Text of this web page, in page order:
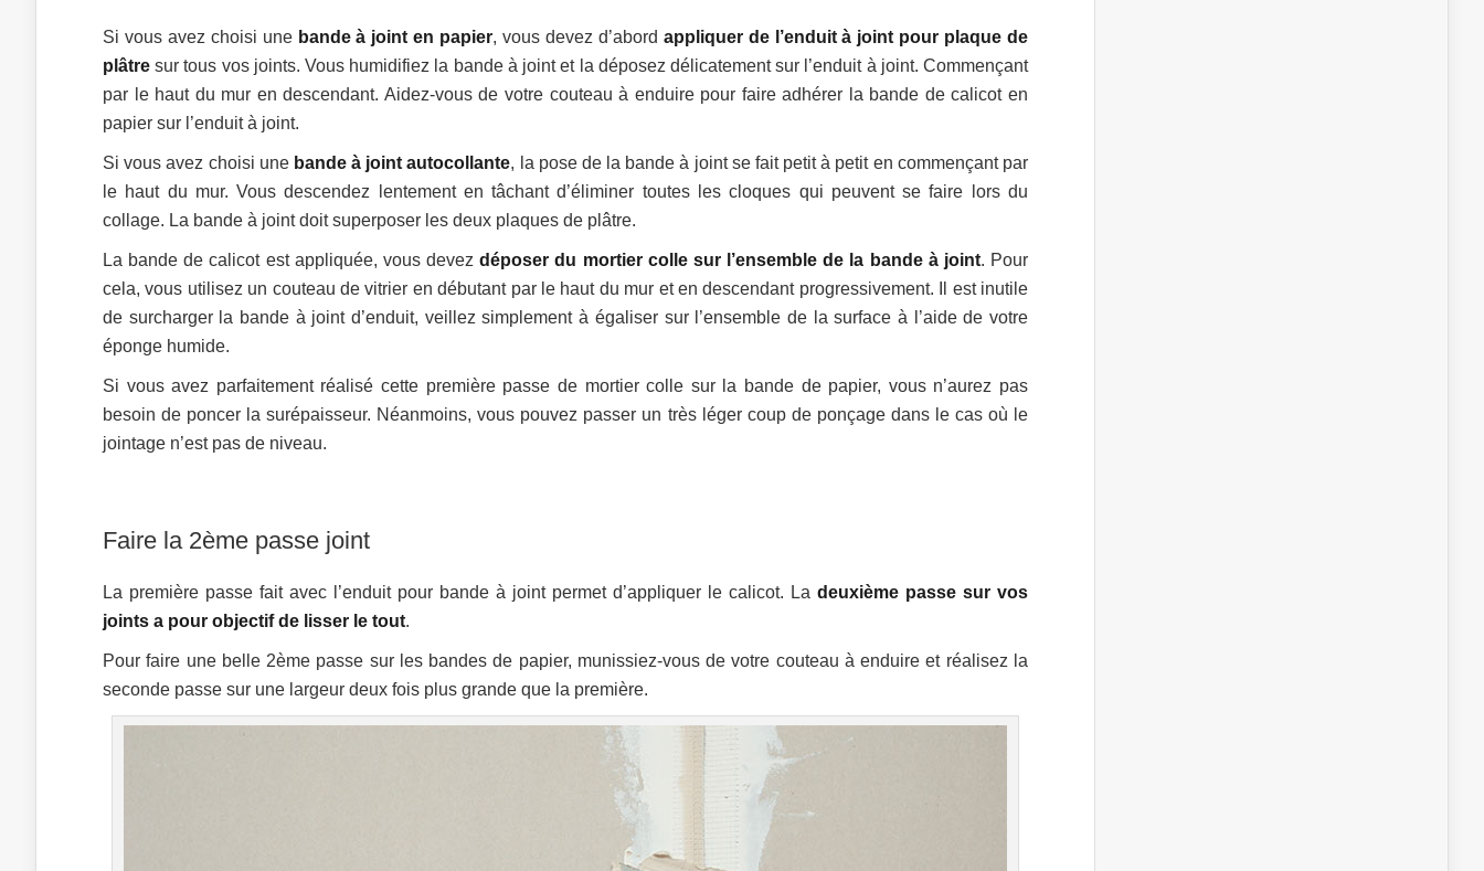
Si vous avez choisi une bande à joint en papier, vous devez d’abord appliquer de l’enduit à joint pour plaque de
plâtre sur tous vos joints. Vous humidifiez la bande à joint et la déposez délicatement sur l’enduit à joint. Commençant
par le haut du mur en descendant. Aidez-vous de votre couteau à enduire pour faire adhérer la bande de calicot en
papier sur l’enduit à joint.
Si vous avez choisi une bande à joint autocollante, la pose de la bande à joint se fait petit à petit en commençant par
le haut du mur. Vous descendez lentement en tâchant d’éliminer toutes les cloques qui peuvent se faire lors du
collage. La bande à joint doit superposer les deux plaques de plâtre.
La bande de calicot est appliquée, vous devezdéposer du mortier colle sur l’ensemble de la bande à joint. Pour
cela, vous utilisez un couteau de vitrier en débutant par le haut du mur et en descendant progressivement. Il est inutile
de surcharger la bande à joint d’enduit, veillez simplement à égaliser sur l’ensemble de la surface à l’aide de votre
éponge humide.
Si vous avez parfaitement réalisé cette première passe de mortier colle sur la bande de papier, vous n’aurez pas
besoin de poncer la surépaisseur. Néanmoins, vous pouvez passer un très léger coup de ponçage dans le cas où le
jointage n’est pas de niveau.
Faire la 2ème passe joint
La première passe fait avec l’enduit pour bande à joint permet d’appliquer le calicot. La deuxième passe sur vos
joints a pour objectif de lisser le tout.
Pour faire une belle 2ème passe sur les bandes de papier, munissiez-vous de votre couteau à enduire et réalisez la
seconde passe sur une largeur deux fois plus grande que la première.